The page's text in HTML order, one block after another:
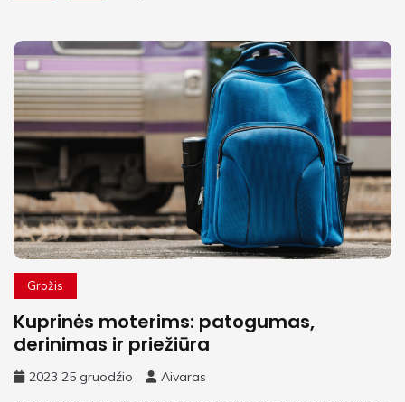
Grožis
Kuprinės moterims: patogumas,
derinimas ir priežiūra
2023 25 gruodžio Aivaras